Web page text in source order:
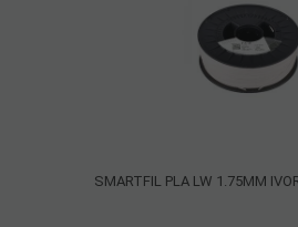
SMARTFIL PLA LW 1.75MM